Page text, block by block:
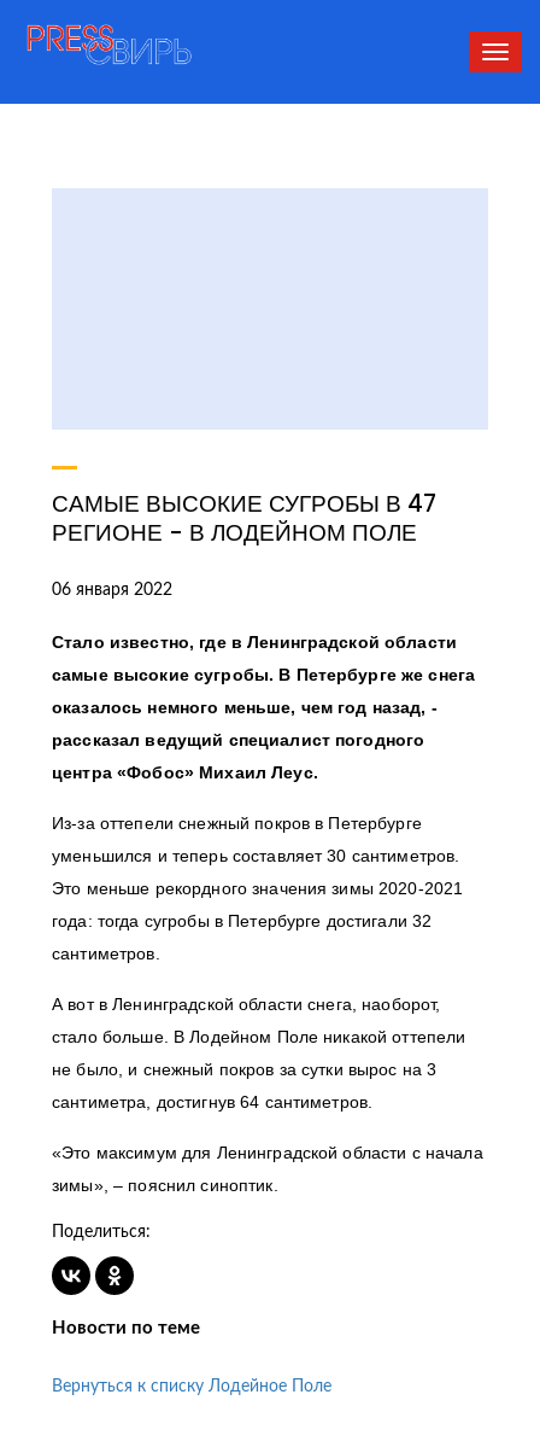
САМЫЕ ВЫСОКИЕ СУГРОБЫ В 47
РЕГИОНЕ - В ЛОДЕЙНОМ ПОЛЕ
06 января 2022
Стало известно, где в Ленинградской области
самые высокие сугробы. В Петербурге же снега
оказалось немного меньше, чем год назад, -
рассказал ведущий специалист погодного
центра «Фобос» Михаил Леус.
Из-за оттепели снежный покров в Петербурге
уменьшился и теперь составляет 30 сантиметров.
Это меньше рекордного значения зимы 2020-2021
года: тогда сугробы в Петербурге достигали 32
сантиметров.
А вот в Ленинградской области снега, наоборот,
стало больше. В Лодейном Поле никакой оттепели
не было, и снежный покров за сутки вырос на 3
сантиметра, достигнув 64 сантиметров.
«Это максимум для Ленинградской области с начала
зимы», – пояснил синоптик.
Поделиться:
Новости по теме
Вернуться к списку Лодейное Поле